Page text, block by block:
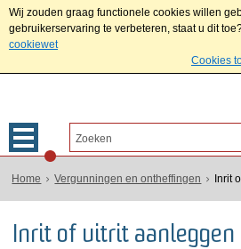
Wij zouden graag functionele cookies willen
gebruikerservaring te verbeteren, staat u dit
cookiewet
Cookies
Home Vergunningen en ontheffingen Inrit
Inrit of uitrit aanleggen